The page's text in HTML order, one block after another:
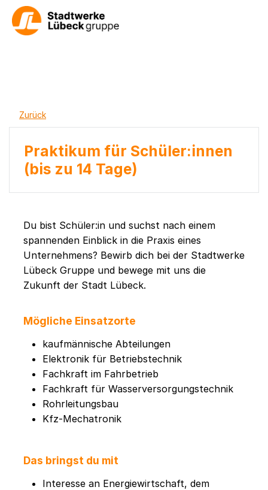
Zurück
Praktikum für Schüler:innen
(bis zu 14 Tage)
Du bist Schüler:in und suchst nach einem
spannenden Einblick in die Praxis eines
Unternehmens? Bewirb dich bei der Stadtwerke
Lübeck Gruppe und bewege mit uns die
Zukunft der Stadt Lübeck.
Mögliche Einsatzorte
kaufmännische Abteilungen
Elektronik für Betriebstechnik
Fachkraft im Fahrbetrieb
Fachkraft für Wasserversorgungstechnik
Rohrleitungsbau
Kfz-Mechatronik
Das bringst du mit
Interesse an Energiewirtschaft, dem